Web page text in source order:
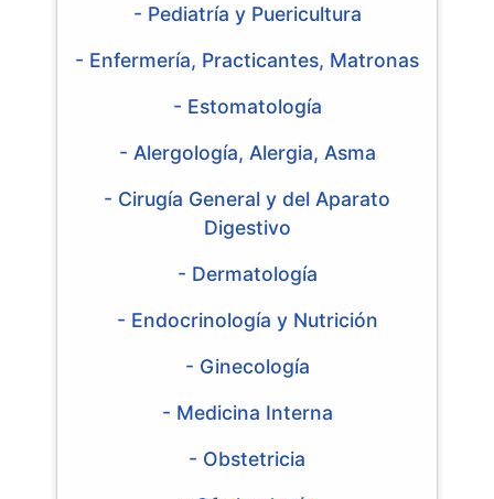
- Pediatría y Puericultura
- Enfermería, Practicantes, Matronas
- Estomatología
- Alergología, Alergia, Asma
- Cirugía General y del Aparato
Digestivo
- Dermatología
- Endocrinología y Nutrición
- Ginecología
- Medicina Interna
- Obstetricia